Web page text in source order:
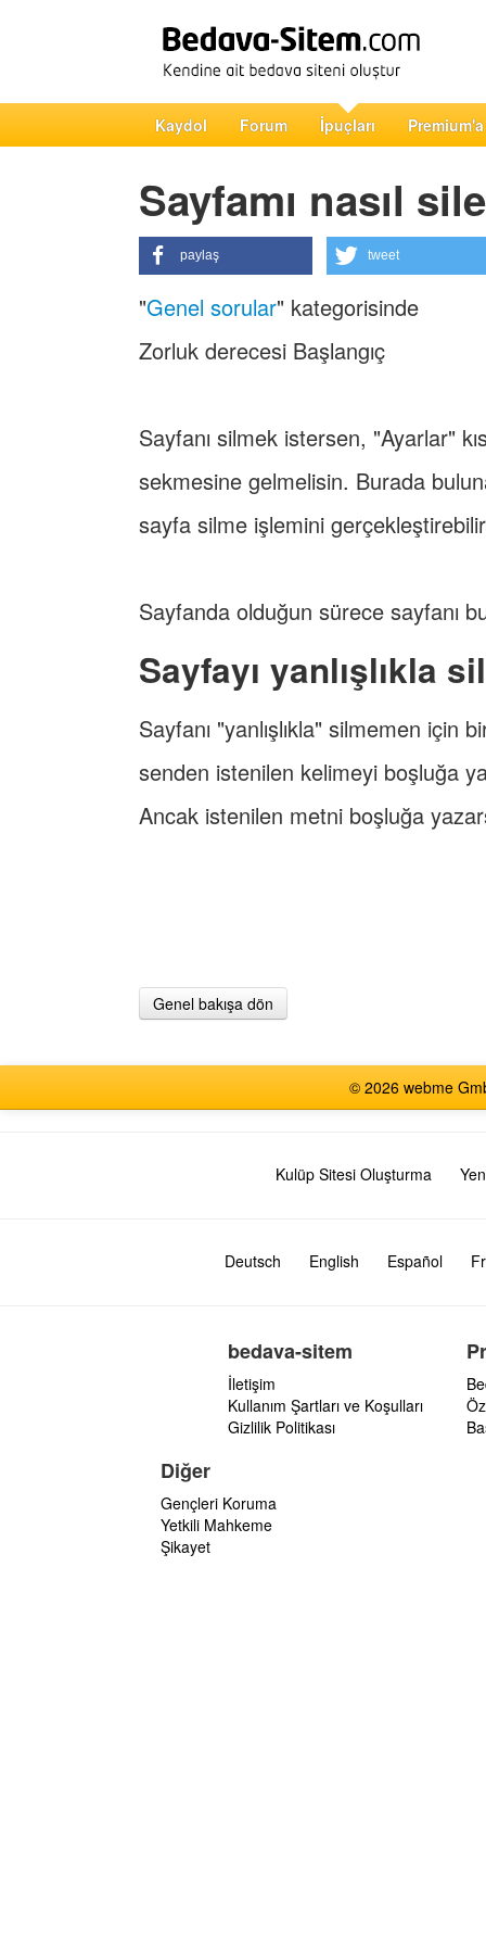
Kaydol Forum İpuçları
Sayfamı nasıl
paylaş tweet
"Genel sorular" kategorisinde
Zorluk derecesi Başlangıç
Sayfanı silmek istersen, "Ayarlar"
sekmesine gelmelisin. Burada
sayfa silme işlemini
Sayfanda olduğun sürece sayfanı
Sayfayı yanlışlıkla
Sayfanı "yanlışlıkla" silmemen için
senden istenilen kelimeyi boşluğa
Ancak istenilen metni boşluğa
Genel bakışa dön
© 2026 webme
Kulüp Sitesi Oluşturma
Deutsch English Español
bedava-sitem
İletişim
Kullanım Şartları ve Koşulları
Gizlilik Politikası
Diğer
Gençleri Koruma
Yetkili Mahkeme
Şikayet